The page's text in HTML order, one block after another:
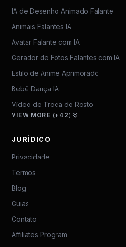
IA de Desenho Animado Falante
Animais Falantes IA
Avatar Falante com IA
Gerador de Fotos Falantes com IA
Estilo de Anime Aprimorado
Bebê Dança IA
Vídeo de Troca de Rosto
VIEW MORE (+42)
JURÍDICO
Privacidade
Termos
Blog
Guias
Contato
Affiliates Program